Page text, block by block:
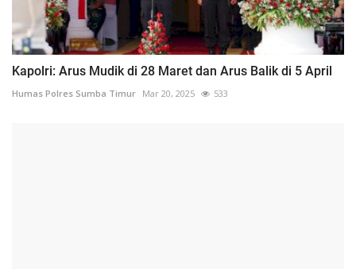
Kapolri: Arus Mudik di 28 Maret dan Arus Balik di 5 April
Humas Polres Sumba Timur Mar 20, 2025 533